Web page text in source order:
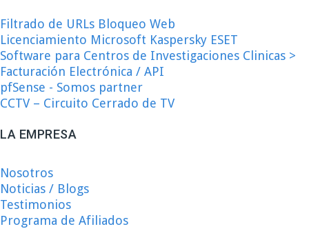
Filtrado de URLs Bloqueo Web
Licenciamiento Microsoft Kaspersky ESET
Software para Centros de Investigaciones Clinicas >
Facturación Electrónica / API
pfSense - Somos partner
CCTV – Circuito Cerrado de TV
LA EMPRESA
Nosotros
Noticias / Blogs
Testimonios
Programa de Afiliados